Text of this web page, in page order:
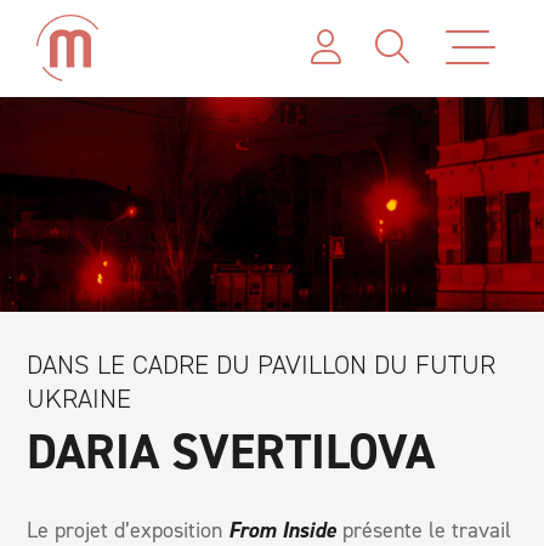
DANS LE CADRE DU PAVILLON DU FUTUR
UKRAINE
DARIA SVERTILOVA
Le projet d’exposition From Inside présente le travail